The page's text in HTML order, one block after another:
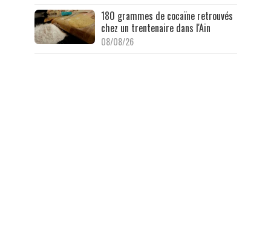
180 grammes de cocaïne retrouvés
chez un trentenaire dans l'Ain
08/08/26